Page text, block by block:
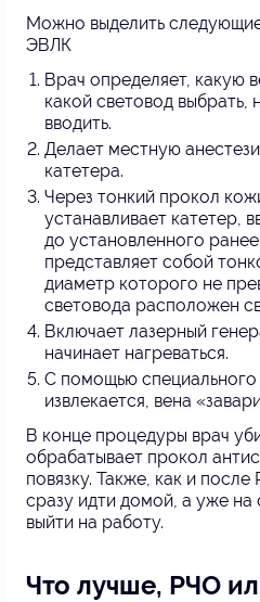
Можно выделить
ЭВЛК
Врач определяет, какую
какой световод выбрать,
вводить.
Делает местную
катетера.
Через тонкий прокол
устанавливает катетер,
до установленного
представляет собой
диаметр которого не
световода расположен
Включает лазерный
начинает нагреваться.
С помощью специального
извлекается, вена
В конце процедуры врач
обрабатывает прокол
повязку. Также, как и
сразу идти домой, а уже
выйти на работу.
Что лучше, РЧО